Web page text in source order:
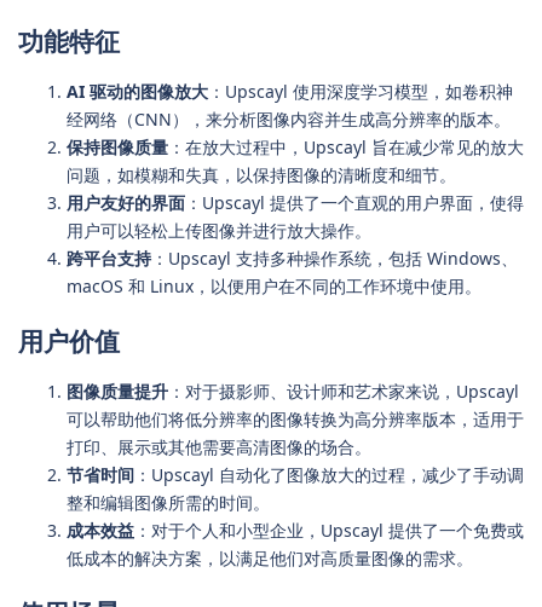
功能特征
AI 驱动的图像放大 ：Upscayl 使用深度学习模型，如卷积神
经网络（CNN），来分析图像内容并生成高分辨率的版本。
保持图像质量 ：在放大过程中，Upscayl 旨在减少常见的放大
问题，如模糊和失真，以保持图像的清晰度和细节。
用户友好的界面 ：Upscayl 提供了一个直观的用户界面，使得
用户可以轻松上传图像并进行放大操作。
跨平台支持 ：Upscayl 支持多种操作系统，包括 Windows、
macOS 和 Linux，以便用户在不同的工作环境中使用。
用户价值
图像质量提升 ：对于摄影师、设计师和艺术家来说，Upscayl
可以帮助他们将低分辨率的图像转换为高分辨率版本，适用于
打印、展示或其他需要高清图像的场合。
节省时间 ：Upscayl 自动化了图像放大的过程，减少了手动调
整和编辑图像所需的时间。
成本效益 ：对于个人和小型企业，Upscayl 提供了一个免费或
低成本的解决方案，以满足他们对高质量图像的需求。